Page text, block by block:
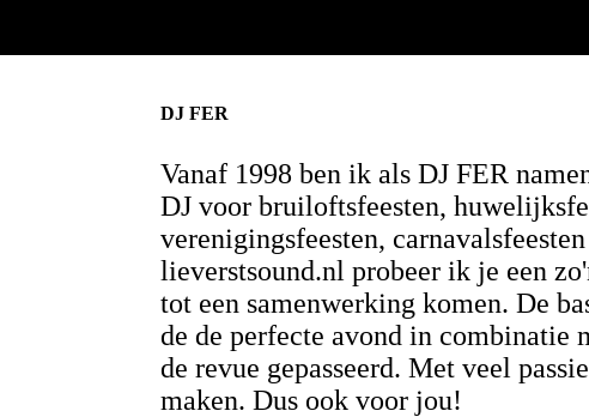
DJ FER
Vanaf 1998 ben ik als DJ FER
DJ voor bruiloftsfeesten,
verenigingsfeesten,
lieverstsound.nl probeer ik je een
tot een samenwerking komen. De
de de perfecte avond in combinatie
de revue gepasseerd. Met veel
maken. Dus ook voor jou!